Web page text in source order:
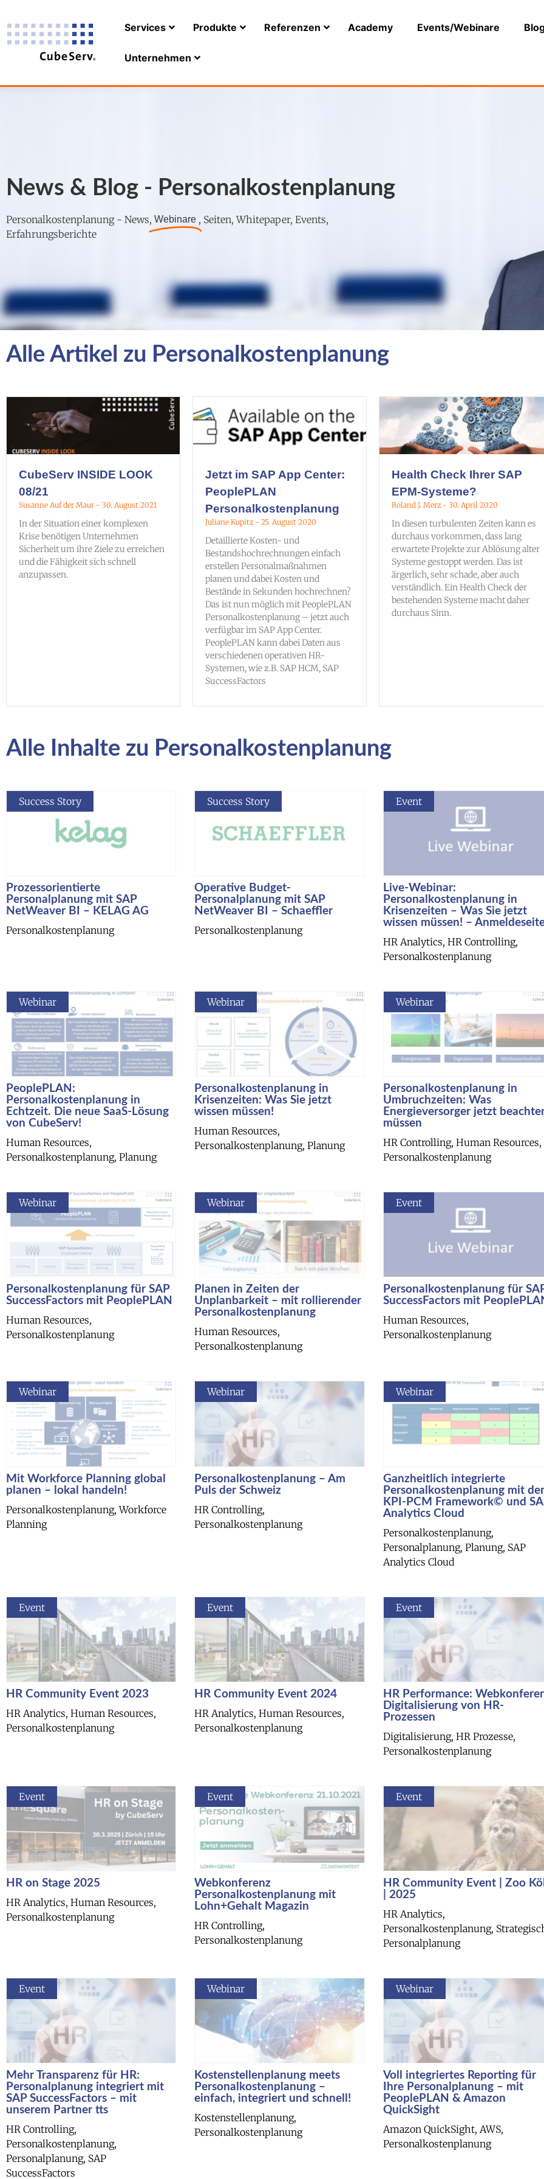
Services Produkte Referenzen Academy Events/Webinare
Unternehmen
News & Blog - Personalkostenplanung
Personalkostenplanung - News, Webinare , Seiten, Whitepaper, Events,
Erfahrungsberichte
Alle Artikel zu Personalkostenplanung
CubeServ INSIDE LOOK
08/21
Susanne Auf der Maur 30. August 2021
In der Situation einer komplexen
Krise benötigen Unternehmen
Sicherheit um ihre Ziele zu erreichen
und die Fähigkeit sich schnell
anzupassen.
Jetzt im SAP App Center:
PeoplePLAN
Personalkostenplanung
Juliane Kupitz 25. August 2020
Detaillierte Kosten- und
Bestandshochrechnungen einfach
erstellen Personalmaßnahmen
planen und dabei Kosten und
Bestände in Sekunden hochrechnen?
Das ist nun möglich mit PeoplePLAN
Personalkostenplanung – jetzt auch
verfügbar im SAP App Center.
PeoplePLAN kann dabei Daten aus
verschiedenen operativen HR-
Systemen, wie z.B. SAP HCM, SAP
SuccessFactors
Health Check Ihrer SAP
EPM-Systeme?
Roland J. Merz 30. April 2020
In diesen turbulenten Zeiten kann es
durchaus vorkommen, dass lang
erwartete Projekte zur Ablösung alter
Systeme gestoppt werden. Das ist
ärgerlich, sehr schade, aber auch
verständlich. Ein Health Check der
bestehenden Systeme macht daher
durchaus Sinn.
Alle Inhalte zu Personalkostenplanung
Success Story
Prozessorientierte
Personalplanung mit SAP
NetWeaver BI – KELAG AG
Personalkostenplanung
Success Story
Operative Budget-
Personalplanung mit SAP
NetWeaver BI – Schaeffler
Personalkostenplanung
Event
Live-Webinar:
Personalkostenplanung in
Krisenzeiten – Was Sie jetzt
wissen müssen! –
HR Analytics, HR Controlling,
Personalkostenplanung
Webinar
PeoplePLAN:
Personalkostenplanung in
Echtzeit. Die neue SaaS-Lösung
von CubeServ!
Human Resources,
Personalkostenplanung, Planung
Webinar
Personalkostenplanung in
Krisenzeiten: Was Sie jetzt
wissen müssen!
Human Resources,
Personalkostenplanung, Planung
Webinar
Personalkostenplanung in
Umbruchzeiten: Was
Energieversorger jetzt
müssen
HR Controlling, Human Resources,
Personalkostenplanung
Webinar
Personalkostenplanung für SAP
SuccessFactors mit PeoplePLAN
Human Resources,
Personalkostenplanung
Webinar
Planen in Zeiten der
Unplanbarkeit – mit rollierender
Personalkostenplanung
Human Resources,
Personalkostenplanung
Event
Personalkostenplanung für
SuccessFactors mit
Human Resources,
Personalkostenplanung
Webinar
Mit Workforce Planning global
planen – lokal handeln!
Personalkostenplanung, Workforce
Planning
Webinar
Personalkostenplanung – Am
Puls der Schweiz
HR Controlling,
Personalkostenplanung
Webinar
Ganzheitlich integrierte
Personalkostenplanung mit
KPI-PCM Framework© und
Analytics Cloud
Personalkostenplanung,
Personalplanung, Planung, SAP
Analytics Cloud
Event
HR Community Event 2023
HR Analytics, Human Resources,
Personalkostenplanung
Event
HR Community Event 2024
HR Analytics, Human Resources,
Personalkostenplanung
Event
HR Performance:
Digitalisierung von HR-
Prozessen
Digitalisierung, HR Prozesse,
Personalkostenplanung
Event
HR on Stage 2025
HR Analytics, Human Resources,
Personalkostenplanung
Event
Webkonferenz
Personalkostenplanung mit
Lohn+Gehalt Magazin
HR Controlling,
Personalkostenplanung
Event
HR Community Event | Zoo
| 2025
HR Analytics,
Personalkostenplanung,
Personalplanung
Event
Mehr Transparenz für HR:
Personalplanung integriert mit
SAP SuccessFactors – mit
unserem Partner tts
HR Controlling,
Personalkostenplanung,
Personalplanung, SAP
SuccessFactors
Webinar
Kostenstellenplanung meets
Personalkostenplanung –
einfach, integriert und schnell!
Kostenstellenplanung,
Personalkostenplanung
Webinar
Voll integriertes Reporting für
Ihre Personalplanung – mit
PeoplePLAN & Amazon
QuickSight
Amazon QuickSight, AWS,
Personalkostenplanung